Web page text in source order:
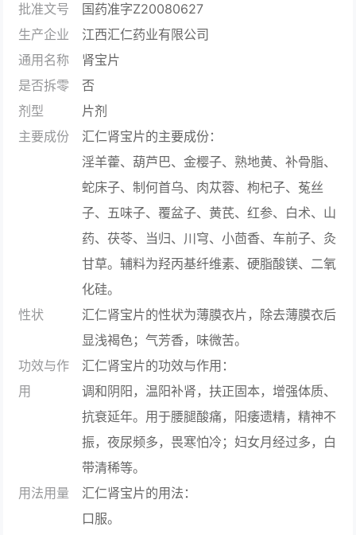
批准文号
国药准字Z20080627
生产企业
江西汇仁药业有限公司
通用名称
肾宝片
是否拆零
否
剂型
片剂
主要成份
汇仁肾宝片的主要成份：
淫羊藿、葫芦巴、金樱子、熟地黄、补骨脂、
蛇床子、制何首乌、肉苁蓉、枸杞子、菟丝
子、五味子、覆盆子、黄芪、红参、白术、山
药、茯苓、当归、川穹、小茴香、车前子、灸
甘草。辅料为羟丙基纤维素、硬脂酸镁、二氧
化硅。
性状
汇仁肾宝片的性状为薄膜衣片，除去薄膜衣后
显浅褐色；气芳香，味微苦。
功效与作
用
汇仁肾宝片的功效与作用：
调和阴阳，温阳补肾，扶正固本，增强体质、
抗衰延年。用于腰腿酸痛，阳痿遗精，精神不
振，夜尿频多，畏寒怕冷；妇女月经过多，白
带清稀等。
用法用量
汇仁肾宝片的用法：
口服。